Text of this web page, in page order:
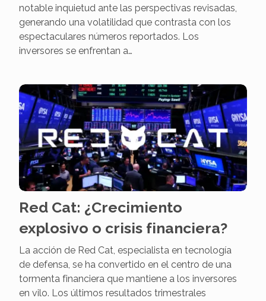
notable inquietud ante las perspectivas revisadas,
generando una volatilidad que contrasta con los
espectaculares números reportados. Los
inversores se enfrentan a…
Red Cat: ¿Crecimiento
explosivo o crisis financiera?
La acción de Red Cat, especialista en tecnología
de defensa, se ha convertido en el centro de una
tormenta financiera que mantiene a los inversores
en vilo. Los últimos resultados trimestrales